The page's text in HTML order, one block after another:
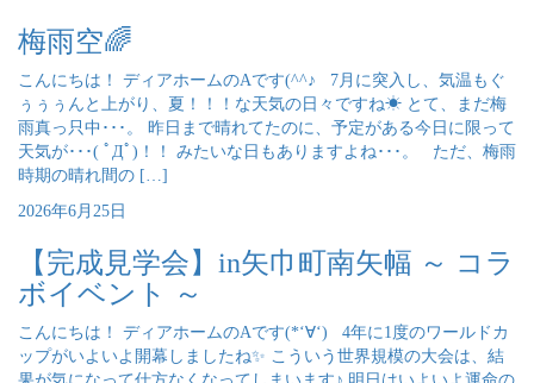
梅雨空🌈
こんにちは！ ディアホームのAです(^^♪ 7月に突入し、気温もぐ
ぅぅぅんと上がり、夏！！！な天気の日々ですね☀ とて、まだ梅
雨真っ只中･･･。 昨日まで晴れてたのに、予定がある今日に限って
天気が･･･( ﾟДﾟ)！！ みたいな日もありますよね･･･。 ただ、梅雨
時期の晴れ間の […]
2026年6月25日
【完成見学会】in矢巾町南矢幅 ～ コラ
ボイベント ～
こんにちは！ ディアホームのAです(*‘∀‘) 4年に1度のワールドカ
ップがいよいよ開幕しましたね✨ こういう世界規模の大会は、結